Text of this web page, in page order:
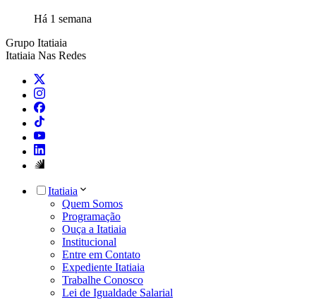
Há 1 semana
Grupo Itatiaia
Itatiaia Nas Redes
Itatiaia
Quem Somos
Programação
Ouça a Itatiaia
Institucional
Entre em Contato
Expediente Itatiaia
Trabalhe Conosco
Lei de Igualdade Salarial